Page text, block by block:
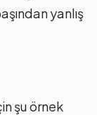
yanlış
şu örnek